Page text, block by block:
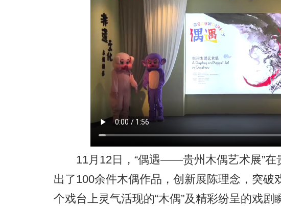
11月12日，“偶遇——贵州木偶艺术展”在
出了100余件木偶作品，创新展陈理念，突破
个戏台上灵气活现的“木偶”及精彩纷呈的戏